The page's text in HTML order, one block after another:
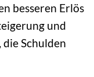
besseren Erlös
und
Schulden